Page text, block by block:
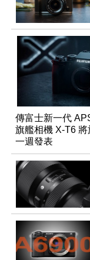
傳富士新一代
旗艦相機 X-T6 將
一週發表